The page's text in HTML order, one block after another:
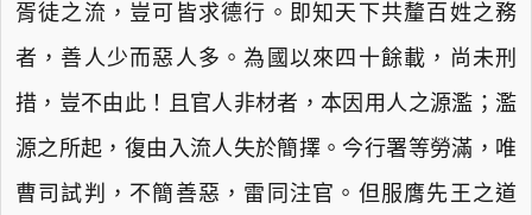
胥徒之流，豈可皆求德行。即知天下共釐百姓之務
者，善人少而惡人多。為國以來四十餘載，尚未刑
措，豈不由此！且官人非材者，本因用人之源濫；濫
源之所起，復由入流人失於簡擇。今行署等勞滿，唯
曹司試判，不簡善惡，雷同注官。但服膺先王之道